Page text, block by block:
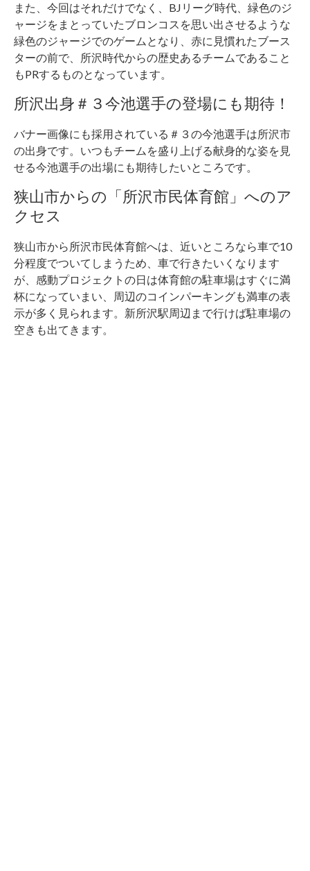
また、今回はそれだけでなく、BJリーグ時代、緑色のジ
ャージをまとっていたブロンコスを思い出させるような
緑色のジャージでのゲームとなり、赤に見慣れたブース
ターの前で、所沢時代からの歴史あるチームであること
もPRするものとなっています。
所沢出身＃３今池選手の登場にも期待！
バナー画像にも採用されている＃３の今池選手は所沢市
の出身です。いつもチームを盛り上げる献身的な姿を見
せる今池選手の出場にも期待したいところです。
狭山市からの「所沢市民体育館」へのア
クセス
狭山市から所沢市民体育館へは、近いところなら車で10
分程度でついてしまうため、車で行きたいくなります
が、感動プロジェクトの日は体育館の駐車場はすぐに満
杯になっていまい、周辺のコインパーキングも満車の表
示が多く見られます。新所沢駅周辺まで行けば駐車場の
空きも出てきます。